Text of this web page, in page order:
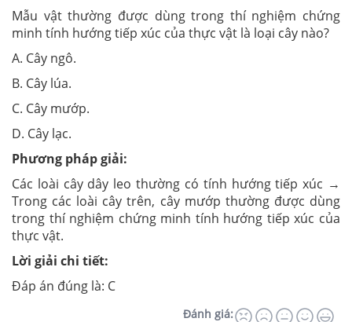
Mẫu vật thường được dùng trong thí nghiệm chứng
minh tính hướng tiếp xúc của thực vật là loại cây nào?
A. Cây ngô.
B. Cây lúa.
C. Cây mướp.
D. Cây lạc.
Phương pháp giải:
Các loài cây dây leo thường có tính hướng tiếp xúc →
Trong các loài cây trên, cây mướp thường được dùng
trong thí nghiệm chứng minh tính hướng tiếp xúc của
thực vật.
Lời giải chi tiết:
Đáp án đúng là: C
Đánh giá: